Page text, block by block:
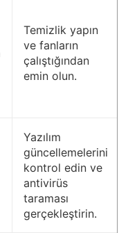
Temizlik yapın
ve fanların
çalıştığından
emin olun.
Yazılım
güncellemelerini
kontrol edin ve
antivirüs
taraması
gerçekleştirin.